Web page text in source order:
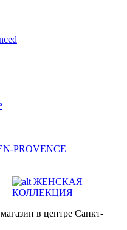
PROVENCE
ЖЕНСКАЯ
КОЛЛЕКЦИЯ
в центре Санкт-